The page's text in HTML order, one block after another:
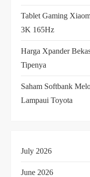
Tablet Gaming
3K 165Hz
Harga Xpander
Tipenya
Saham Softbank
Lampaui Toyota
July 2026
June 2026